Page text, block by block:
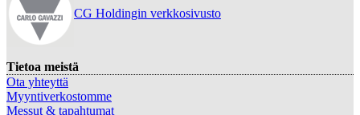
CG Holdingin verkkosivusto
Tietoa meistä
Ota yhteyttä
Myyntiverkostomme
Messut & tapahtumat